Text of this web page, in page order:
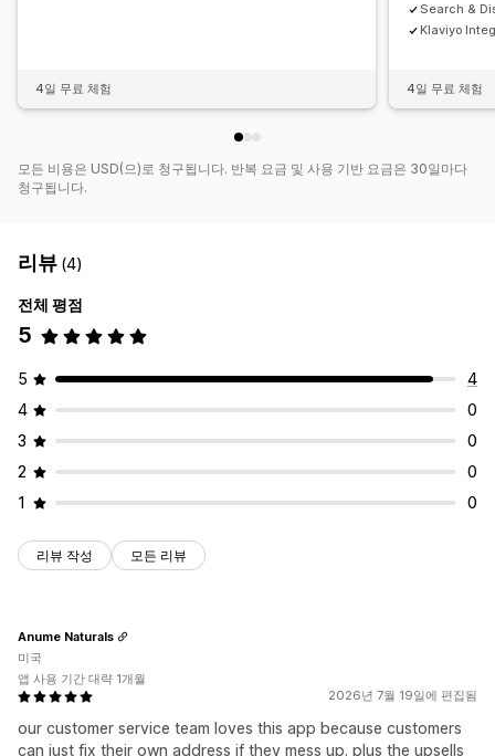
4일 무료 체험
Search &
Klaviyo
4일 무료 체험
모든 비용은 USD(으)로 청구됩니다. 반복 요금 및 사용 기반 요금은 30일마다
청구됩니다.
리뷰 (4)
전체 평점
5
5
4
4
0
3
0
2
0
1
0
리뷰 작성 모든 리뷰
2026년 7월 19일에 편집됨
our customer service team loves this app because customers
can just fix their own address if they mess up. plus the upsells
Anume Naturals
미국
앱 사용 기간 대략 1개월